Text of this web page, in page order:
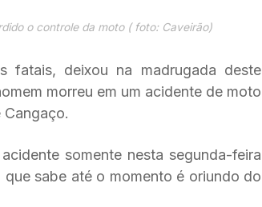
o controle da moto ( foto: Caveirão)
fatais, deixou na madrugada deste
morreu em um acidente de moto
Cangaço.
somente nesta segunda-feira
sabe até o momento é oriundo do